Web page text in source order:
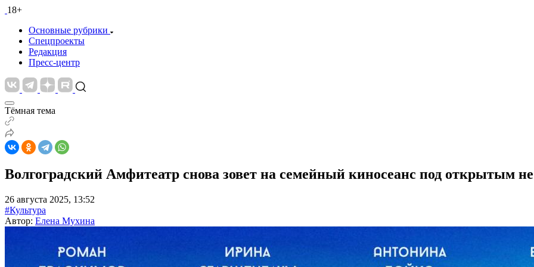
18+
Основные рубрики
Спецпроекты
Редакция
Пресс-центр
Тёмная тема
Волгоградский Амфитеатр снова зовет на семейный киносеанс под открытым
26 августа 2025, 13:52
#Культура
Автор: Елена Мухина